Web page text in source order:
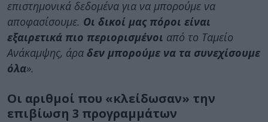
επιστημονικά δεδομένα για να μπορούμε να
αποφασίσουμε. Οι δικοί μας πόροι είναι
εξαιρετικά πιο περιορισμένοι από το Ταμείο
Ανάκαμψης, άρα δεν μπορούμε να τα συνεχίσουμε
όλα».
Οι αριθμοί που «κλείδωσαν» την
επιβίωση 3 προγραμμάτων